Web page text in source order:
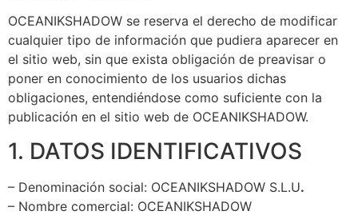
OCEANIKSHADOW se reserva el derecho de modificar
cualquier tipo de información que pudiera aparecer en
el sitio web, sin que exista obligación de preavisar o
poner en conocimiento de los usuarios dichas
obligaciones, entendiéndose como suficiente con la
publicación en el sitio web de OCEANIKSHADOW.
1. DATOS IDENTIFICATIVOS
– Denominación social: OCEANIKSHADOW S.L.U.
– Nombre comercial: OCEANIKSHADOW